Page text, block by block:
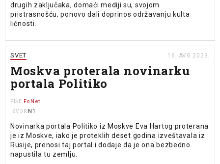
drugih zaključaka, domaći mediji su, svojom
pristrasnošću, ponovo dali doprinos održavanju kulta
ličnosti.
SVET 16. AVG 2023.
Moskva proterala novinarku
portala Politiko
PIŠE FoNet
IZVOR N1
Novinarka portala Politiko iz Moskve Eva Hartog proterana
je iz Moskve, iako je proteklih deset godina izveštavala iz
Rusije, prenosi taj portal i dodaje da je ona bezbedno
napustila tu zemlju.